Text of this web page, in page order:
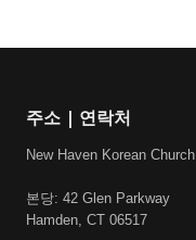
주소 | 연락처
New Haven Korean Church
본당: 42 Glen Parkway
Hamden, CT 06517